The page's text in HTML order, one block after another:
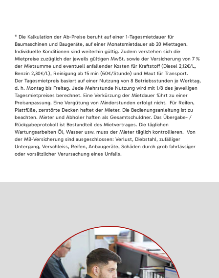
* Die Kalkulation der Ab-Preise beruht auf einer 1-Tagesmietdauer für
Baumaschinen und Baugeräte, auf einer Monatsmietdauer ab 20 Miettagen.
Individuelle Konditionen sind weiterhin gültig. Zudem verstehen sich die
Mietpreise zuzüglich der jeweils gültigen MwSt. sowie der Versicherung von 7 %
der Mietsumme und eventuell anfallender Kosten für Kraftstoff (Diesel 2,12€/L,
Benzin 2,30€/L), Reinigung ab 15 min (60€/Stunde) und Maut für Transport.
Der Tagesmietpreis basiert auf einer Nutzung von 8 Betriebsstunden je Werktag,
d. h. Montag bis Freitag. Jede Mehrstunde Nutzung wird mit 1/8 des jeweiligen
Tagesmietpreises berechnet. Eine Verkürzung der Mietdauer führt zu einer
Preisanpassung. Eine Vergütung von Minderstunden erfolgt nicht. Für Reifen,
Plattfüße, zerstörte Decken haftet der Mieter. Die Bedienungsanleitung ist zu
beachten. Mieter und Abholer haften als Gesamtschuldner. Das Übergabe- /
Rückgabeprotokoll ist Bestandteil des Mietvertrages. Die täglichen
Wartungsarbeiten Öl, Wasser usw. muss der Mieter täglich kontrollieren. Von
der MB-Versicherung sind ausgeschlossen: Verlust, Diebstahl, zufälliger
Untergang, Verschleiss, Reifen, Anbaugeräte, Schäden durch grob fahrlässiger
oder vorsätzlicher Verursachung eines Unfalls.